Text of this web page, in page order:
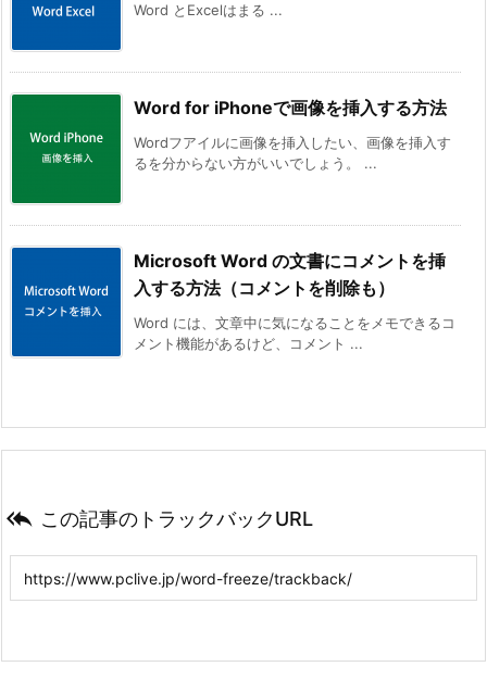
Word とExcelはまる ...
Word for iPhoneで画像を挿入する方法
Wordフアイルに画像を挿入したい、画像を挿入す
るを分からない方がいいでしょう。 ...
Microsoft Word の文書にコメントを挿
入する方法（コメントを削除も）
Word には、文章中に気になることをメモできるコ
メント機能があるけど、コメント ...
 この記事のトラックバックURL